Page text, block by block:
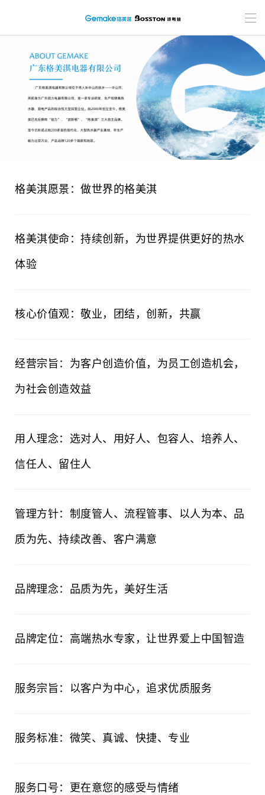
格美淇愿景：做世界的格美淇
格美淇使命：持续创新，为世界提供更好的热水
体验
核心价值观：敬业，团结，创新，共赢
经营宗旨：为客户创造价值，为员工创造机会，
为社会创造效益
用人理念：选对人、用好人、包容人、培养人、
信任人、留住人
管理方针：制度管人、流程管事、以人为本、品
质为先、持续改善、客户满意
品牌理念：品质为先，美好生活
品牌定位：高端热水专家，让世界爱上中国智造
服务宗旨：以客户为中心，追求优质服务
服务标准：微笑、真诚、快捷、专业
服务口号：更在意您的感受与情绪